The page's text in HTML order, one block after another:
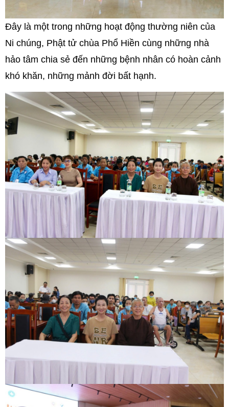
Đây là một trong những hoạt động thường niên của
Ni chúng, Phật tử chùa Phổ Hiền cùng những nhà
hảo tâm chia sẻ đến những bệnh nhân có hoàn cảnh
khó khăn, những mảnh đời bất hạnh.